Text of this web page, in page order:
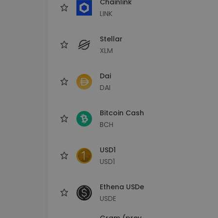
LINK
Stellar
XLM
Dai
DAI
Bitcoin Cash
BCH
USD1
USD1
Ethena USDe
USDE